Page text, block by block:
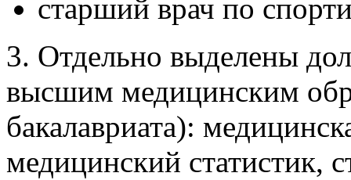
старший врач по
3. Отдельно выделены
высшим медицинским
бакалавриата):
медицинский статистик,